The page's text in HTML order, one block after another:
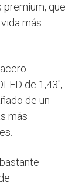
que
más
de 1,43″,
de un
más